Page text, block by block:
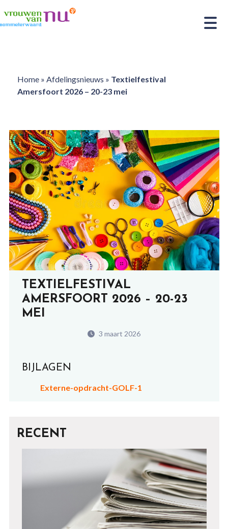
Home» Afdelingsnieuws » Textielfestival
Amersfoort 2026 – 20-23 mei
TEXTIELFESTIVAL
AMERSFOORT 2026 – 20-23
MEI
3 maart 2026
BIJLAGEN
Externe-opdracht-GOLF-1
RECENT